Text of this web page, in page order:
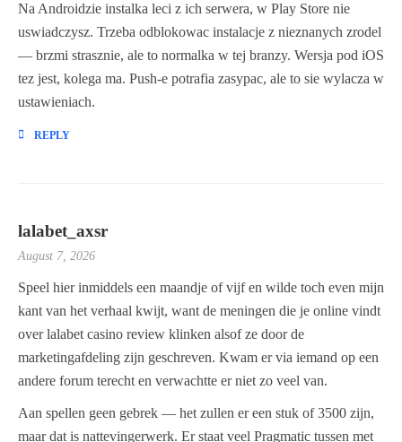
Na Androidzie instalka leci z ich serwera, w Play Store nie
uswiadczysz. Trzeba odblokowac instalacje z nieznanych zrodel
— brzmi strasznie, ale to normalka w tej branzy. Wersja pod iOS
tez jest, kolega ma. Push-e potrafia zasypac, ale to sie wylacza w
ustawieniach.
REPLY
lalabet_axsr
August 7, 2026
Speel hier inmiddels een maandje of vijf en wilde toch even mijn
kant van het verhaal kwijt, want de meningen die je online vindt
over lalabet casino review klinken alsof ze door de
marketingafdeling zijn geschreven. Kwam er via iemand op een
andere forum terecht en verwachtte er niet zo veel van.
Aan spellen geen gebrek — het zullen er een stuk of 3500 zijn,
maar dat is nattevingerwerk. Er staat veel Pragmatic tussen met